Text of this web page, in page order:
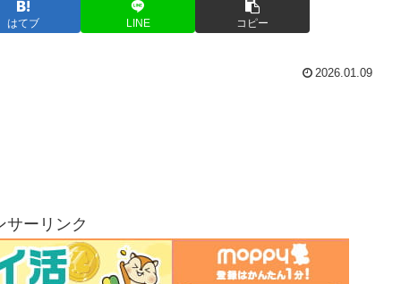
はてブ LINE コピー
2026.01.09
サーリンク